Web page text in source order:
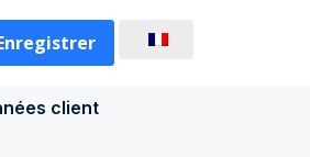
client